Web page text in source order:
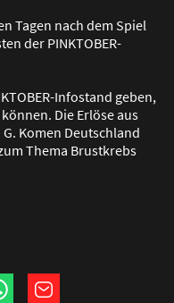
Tagen nach dem Spiel
der PINKTOBER-
Infostand geben,
Die Erlöse aus
Komen Deutschland
Thema Brustkrebs